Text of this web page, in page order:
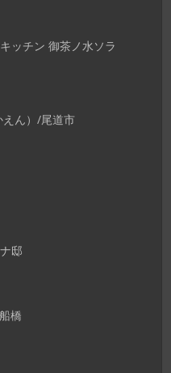
ッチン 御茶ノ水ソラ
ん）/尾道市
邸
橋